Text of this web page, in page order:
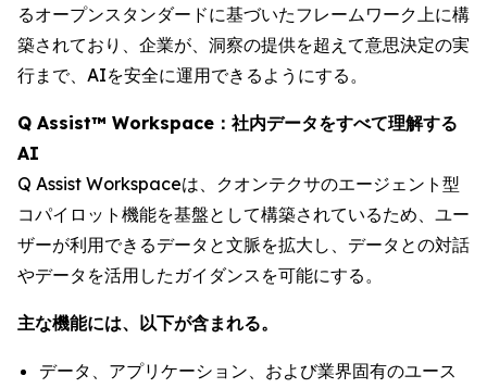
るオープンスタンダードに基づいたフレームワーク上に構
築されており、企業が、洞察の提供を超えて意思決定の実
行まで、AIを安全に運用できるようにする。
Q Assist™ Workspace：社内データをすべて理解する
AI
Q Assist Workspaceは、クオンテクサのエージェント型
コパイロット機能を基盤として構築されているため、ユー
ザーが利用できるデータと文脈を拡大し、データとの対話
やデータを活用したガイダンスを可能にする。
主な機能には、以下が含まれる。
データ、アプリケーション、および業界固有のユース